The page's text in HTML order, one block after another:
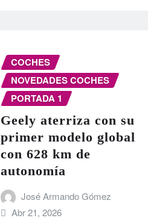
COCHES
NOVEDADES COCHES
PORTADA 1
Geely aterriza con su
primer modelo global
con 628 km de
autonomía
José Armando Gómez
Abr 21, 2026